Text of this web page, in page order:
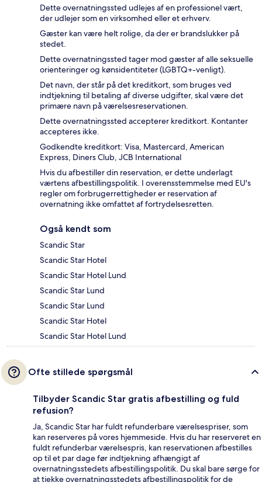
Dette overnatningssted udlejes af en professionel vært,
der udlejer som en virksomhed eller et erhverv.
Gæster kan være helt rolige, da der er brandslukker på
stedet.
Dette overnatningssted tager mod gæster af alle seksuelle
orienteringer og kønsidentiteter (LGBTQ+-venligt).
Det navn, der står på det kreditkort, som bruges ved
indtjekning til betaling af diverse udgifter, skal være det
primære navn på værelsesreservationen.
Dette overnatningssted accepterer kreditkort. Kontanter
accepteres ikke.
Godkendte kreditkort: Visa, Mastercard, American
Express, Diners Club, JCB International
Hvis du afbestiller din reservation, er dette underlagt
værtens afbestillingspolitik. I overensstemmelse med EU's
regler om forbrugerrettigheder er reservation af
overnatning ikke omfattet af fortrydelsesretten.
Også kendt som
Scandic Star
Scandic Star Hotel
Scandic Star Hotel Lund
Scandic Star Lund
Scandic Star Lund
Scandic Star Hotel
Scandic Star Hotel Lund
Ofte stillede spørgsmål
Tilbyder Scandic Star gratis afbestilling og fuld
refusion?
Ja, Scandic Star har fuldt refunderbare værelsespriser, som
kan reserveres på vores hjemmeside. Hvis du har reserveret en
fuldt refunderbar værelsespris, kan reservationen afbestilles
op til et par dage før indtjekning afhængigt af
overnatningsstedets afbestillingspolitik. Du skal bare sørge for
at tjekke overnatningsstedets afbestillingspolitik for de